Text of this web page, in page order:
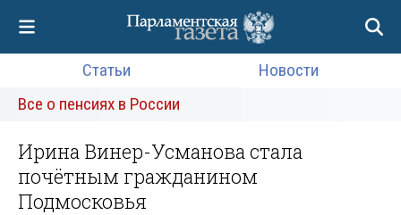
Статьи
Новости
Все о пенсиях в России
Ирина Винер-Усманова стала
почётным гражданином
Подмосковья